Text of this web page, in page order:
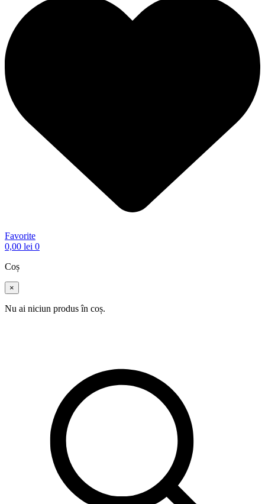
Favorite
0,00 lei 0
Coș
×
Nu ai niciun produs în coș.